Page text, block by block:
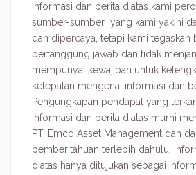
Informasi dan berita diatas kami
sumber-sumber yang kami yakini
dan dipercaya, tetapi kami tegaskan
bertanggung jawab dan tidak
mempunyai kewajiban untuk
ketepatan mengenai informasi dan
Pengungkapan pendapat yang
informasi dan berita diatas murni
PT. Emco Asset Management dan
pemberitahuan terlebih dahulu.
diatas hanya ditujukan sebagai